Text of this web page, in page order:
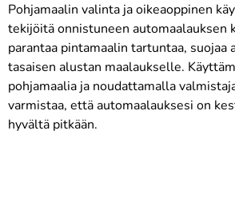
Pohjamaalin valinta ja oikeaoppinen
tekijöitä onnistuneen automaalauksen
parantaa pintamaalin tartuntaa, suojaa
tasaisen alustan maalaukselle.
pohjamaalia ja noudattamalla
varmistaa, että automaalauksesi on
hyvältä pitkään.